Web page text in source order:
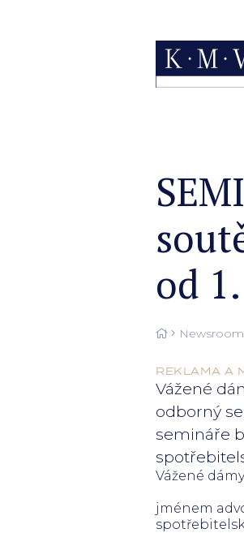
od
Newsroom
REKLAMA A
Vážené
odborný
semináře
Vážené
jménem